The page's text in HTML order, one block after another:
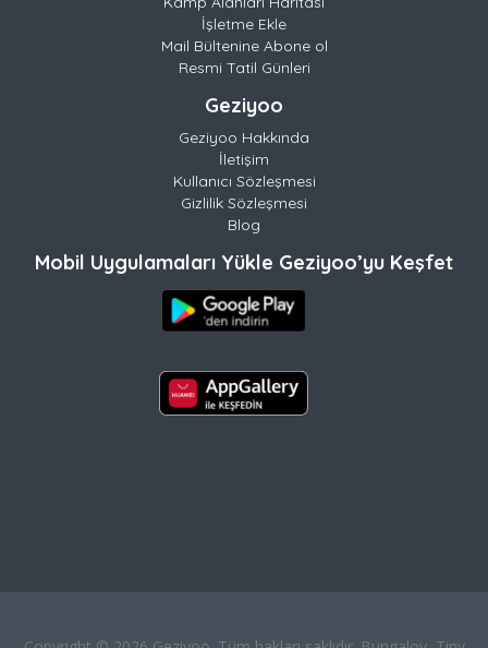
İşletme Ekle
Mail Bültenine Abone ol
Resmi Tatil Günleri
Geziyoo
Geziyoo Hakkında
İletişim
Kullanıcı Sözleşmesi
Gizlilik Sözleşmesi
Blog
Mobil Uygulamaları Yükle Geziyoo’yu Keşfet